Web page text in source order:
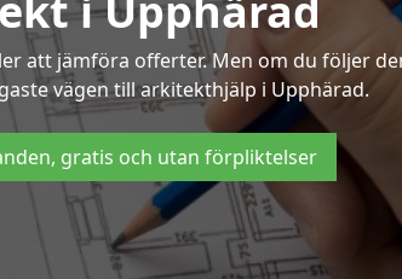
att jämföra offerter. Men om du följer
vägen till arkitekthjälp i Upphärad.
gratis och utan förpliktelser